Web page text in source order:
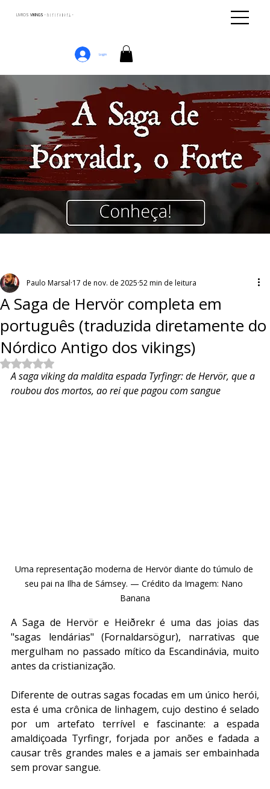
LIVROS VIKINGS · ᚢᛁᚴᛁᚴᛅᛒᛅᚴᛦ ·
Login
A Saga de Hervör completa em
português (traduzida diretamente do
Nórdico Antigo dos vikings)
Paulo Marsal 17 de nov. de 2025 52 min de leitura
Avaliado com NaN de 5 estrelas.
A saga viking da maldita espada Tyrfingr: de Hervör, que a
roubou dos mortos, ao rei que pagou com sangue
Uma representação moderna de Hervör diante do túmulo de
seu pai na Ilha de Sámsey. — Crédito da Imagem: Nano
Banana
A Saga de Hervör e Heiðrekr é uma das joias das
"sagas lendárias" (Fornaldarsögur), narrativas que
mergulham no passado mítico da Escandinávia, muito
antes da cristianização.
Diferente de outras sagas focadas em um único herói,
esta é uma crônica de linhagem, cujo destino é selado
por um artefato terrível e fascinante: a espada
amaldiçoada Tyrfingr, forjada por anões e fadada a
causar três grandes males e a jamais ser embainhada
sem provar sangue.